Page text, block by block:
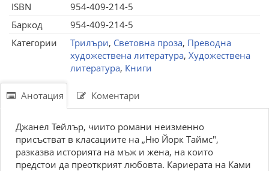
ISBN
954-409-214-5
Баркод
954-409-214-5
Категории
Трилъри, Световна проза, Преводна
художествена литература, Художествена
литература, Книги
Анотация Коментари
Джанел Тейлър, чиито романи неизменно
присъстват в класациите на „Ню Йорк Таймс",
разказва историята на мъж и жена, на които
предстои да преоткрият любовта. Кариерата на Ками